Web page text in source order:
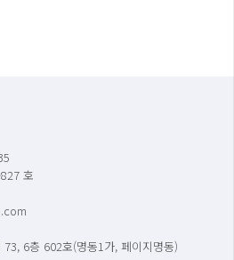
호
6층 602호(명동1가, 페이지명동)